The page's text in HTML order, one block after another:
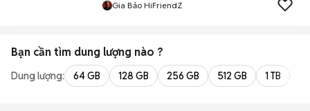
Gia Bảo HiFriendZ
Bạn cần tìm dung lượng nào ?
Dung lượng: 64 GB 128 GB 256 GB 512 GB 1 TB